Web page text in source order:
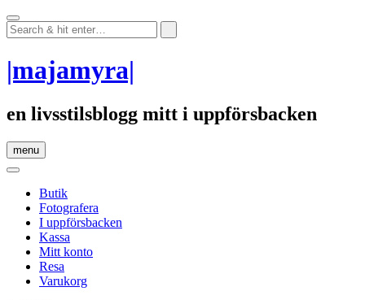
Skip
to
content
|majamyra|
en livsstilsblogg mitt i uppförsbacken
menu
Butik
Fotografera
I uppförsbacken
Kassa
Mitt konto
Resa
Varukorg